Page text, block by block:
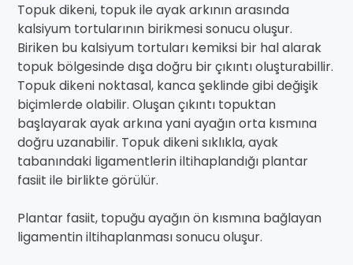
Topuk dikeni, topuk ile ayak arkının arasında
kalsiyum tortularının birikmesi sonucu oluşur.
Biriken bu kalsiyum tortuları kemiksi bir hal alarak
topuk bölgesinde dışa doğru bir çıkıntı oluşturabillir.
Topuk dikeni noktasal, kanca şeklinde gibi değişik
biçimlerde olabilir. Oluşan çıkıntı topuktan
başlayarak ayak arkına yani ayağın orta kısmına
doğru uzanabilir. Topuk dikeni sıklıkla, ayak
tabanındaki ligamentlerin iltihaplandığı plantar
fasiit ile birlikte görülür.
Plantar fasiit, topuğu ayağın ön kısmına bağlayan
ligamentin iltihaplanması sonucu oluşur.